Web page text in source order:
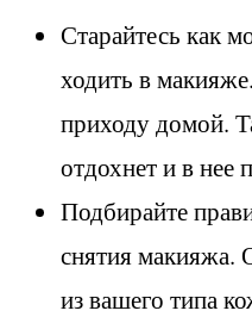
Старайтесь как
ходить в
приходу домой.
отдохнет и в нее
Подбирайте
снятия макияжа.
из вашего типа